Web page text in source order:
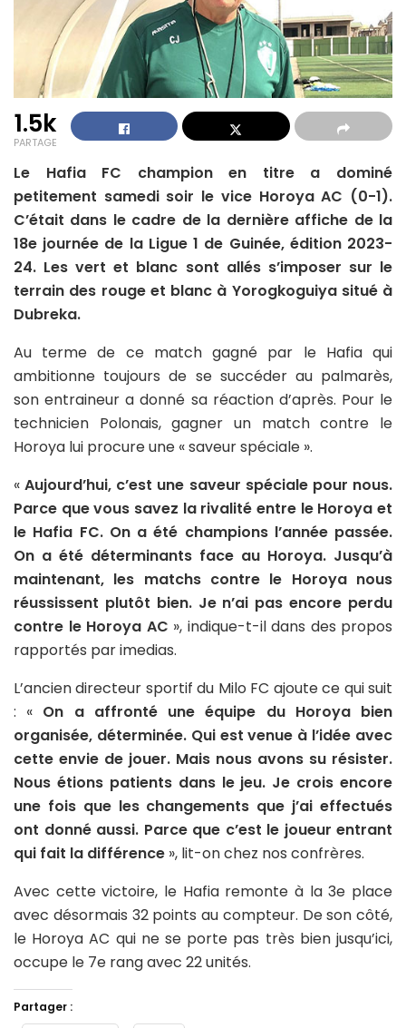
1.5k
PARTAGE
Le Hafia FC champion en titre a dominé
petitement samedi soir le vice Horoya AC (0-1).
C’était dans le cadre de la dernière affiche de la
18e journée de la Ligue 1 de Guinée, édition 2023-
24. Les vert et blanc sont allés s’imposer sur le
terrain des rouge et blanc à Yorogkoguiya situé à
Dubreka.
Au terme de ce match gagné par le Hafia qui
ambitionne toujours de se succéder au palmarès,
son entraineur a donné sa réaction d’après. Pour le
technicien Polonais, gagner un match contre le
Horoya lui procure une « saveur spéciale ».
«Aujourd’hui, c’est une saveur spéciale pour nous.
Parce que vous savez la rivalité entre le Horoya et
le Hafia FC. On a été champions l’année passée.
On a été déterminants face au Horoya. Jusqu’à
maintenant, les matchs contre le Horoya nous
réussissent plutôt bien. Je n’ai pas encore perdu
contre le Horoya AC », indique-t-il dans des propos
rapportés par imedias.
L’ancien directeur sportif du Milo FC ajoute ce qui suit
: « On a affronté une équipe du Horoya bien
organisée, déterminée. Qui est venue à l’idée avec
cette envie de jouer. Mais nous avons su résister.
Nous étions patients dans le jeu. Je crois encore
une fois que les changements que j’ai effectués
ont donné aussi. Parce que c’est le joueur entrant
qui fait la différence », lit-on chez nos confrères.
Avec cette victoire, le Hafia remonte à la 3e place
avec désormais 32 points au compteur. De son côté,
le Horoya AC qui ne se porte pas très bien jusqu’ici,
occupe le 7e rang avec 22 unités.
Partager :